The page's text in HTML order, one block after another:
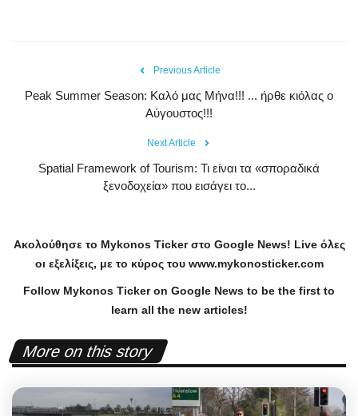
Previous Article
Peak Summer Season: Kαλό μας Μήνα!!! ... ήρθε κιόλας ο
Αύγουστος!!!
Next Article
Spatial Framework of Tourism: Τι είναι τα «σποραδικά
ξενοδοχεία» που εισάγει το...
Ακολούθησε το Mykonos Tickerστο Google News! Liveόλες
οι εξελίξεις, με το κύρος του www.mykonosticker.com
Follow Mykonos Ticker on Google News to be the first to
learn all the new articles!
More on this story